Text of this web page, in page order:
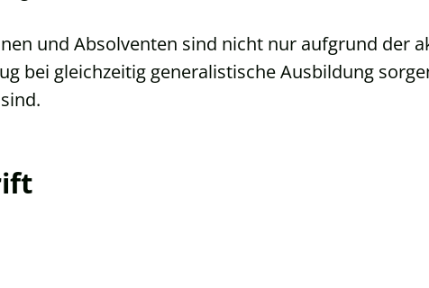
und Absolventen sind nicht nur aufgrund der
bei gleichzeitig generalistische Ausbildung